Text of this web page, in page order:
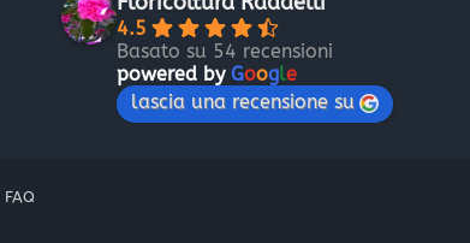
4.5
Basato su 54 recensioni
powered by Google
lascia una recensione su
FAQ